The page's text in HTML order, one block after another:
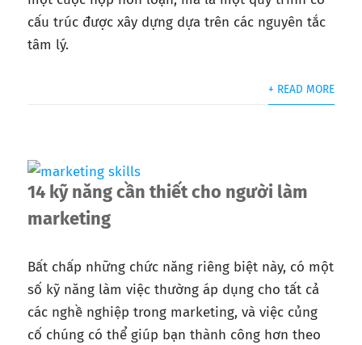
cấu trúc được xây dựng dựa trên các nguyên tắc
tâm lý.
+ READ MORE
14 kỹ năng cần thiết cho người làm
marketing
Bất chấp những chức năng riêng biệt này, có một
số kỹ năng làm việc thường áp dụng cho tất cả
các nghề nghiệp trong marketing, và việc củng
cố chúng có thể giúp bạn thành công hơn theo